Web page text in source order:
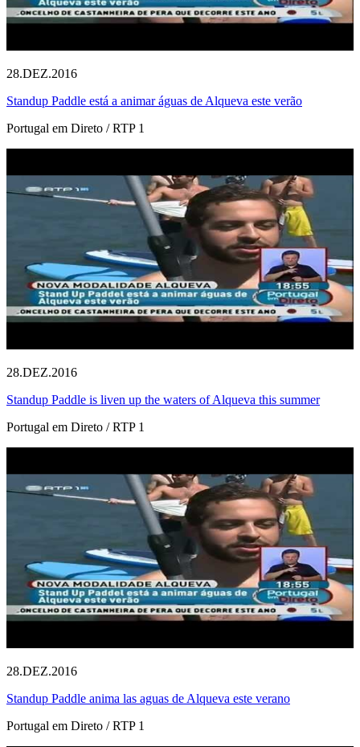
28.DEZ.2016
Standup Paddle está a animar águas de Alqueva este verão
Portugal em Direto / RTP 1
28.DEZ.2016
Standup Paddle is liven up the waters of Alqueva this summer
Portugal em Direto / RTP 1
28.DEZ.2016
Standup Paddle anima las aguas de Alqueva este verano
Portugal em Direto / RTP 1